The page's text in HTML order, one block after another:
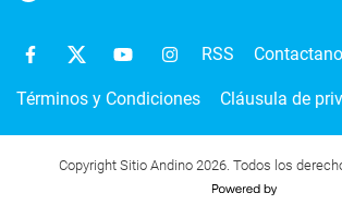
RSS
Términos y Condiciones Cláusula de
Copyright Sitio Andino 2026. Todos los